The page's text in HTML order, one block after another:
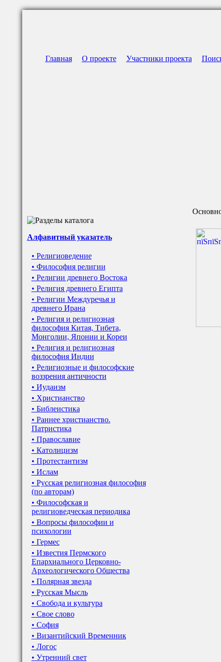
Главная О проекте Участники проекта
Алфавитный указатель
• Религиоведение
• Философия религии
• Религии древнего Востока
• Религия древнего Египта
• Религии Междуречья и
древнего Ирана
• Религия и религиозная
философия Китая, Тибета,
Монголии, Японии и Кореи
• Религия и религиозная
философия Индии
• Религиозные и философские
воззрения античности
• Иудаизм
• Христианство
• Библеистика
• Раннее христианство.
Патристика
• Православие
• Католицизм
• Протестантизм
• Ислам
• Русская религиозная философия
(по авторам)
• Философская и
религиоведческая периодика
• Вопросы философии и
психологии
• Гермес
• Известия Пермского
Епархиального Церковно-
Археологического Общества
• Полярная звезда
• Русская Мысль
• Свобода и культура
• Свое слово
• София
• Византийский Временник
• Логос
• Утренний свет